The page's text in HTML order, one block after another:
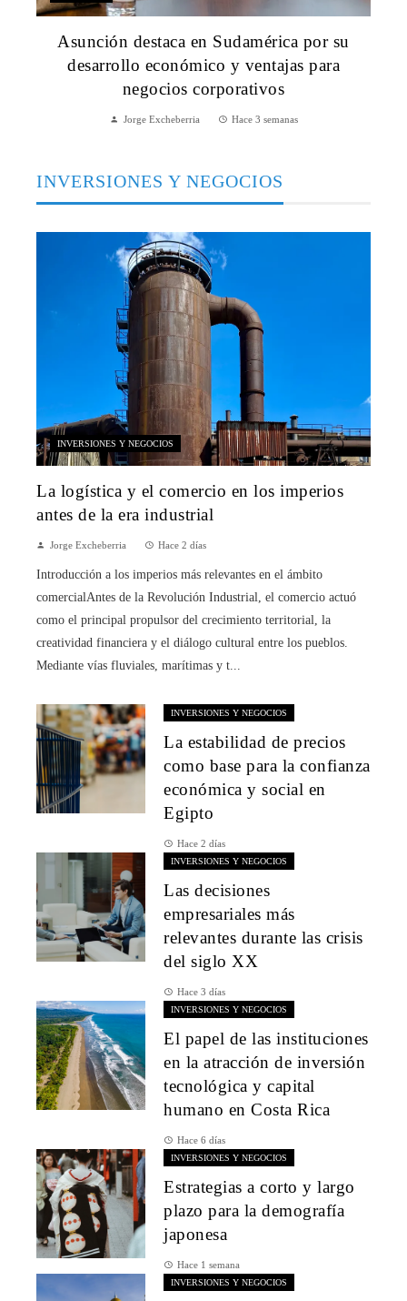
Asunción destaca en Sudamérica por su
desarrollo económico y ventajas para
negocios corporativos
Jorge Excheberria Hace 3 semanas
INVERSIONES Y NEGOCIOS
INVERSIONES Y NEGOCIOS
La logística y el comercio en los imperios
antes de la era industrial
Jorge Excheberria Hace 2 días
Introducción a los imperios más relevantes en el ámbito
comercialAntes de la Revolución Industrial, el comercio actuó
como el principal propulsor del crecimiento territorial, la
creatividad financiera y el diálogo cultural entre los pueblos.
Mediante vías fluviales, marítimas y t...
INVERSIONES Y NEGOCIOS
La estabilidad de precios
como base para la confianza
económica y social en
Egipto
Hace 2 días
INVERSIONES Y NEGOCIOS
Las decisiones
empresariales más
relevantes durante las crisis
del siglo XX
Hace 3 días
INVERSIONES Y NEGOCIOS
El papel de las instituciones
en la atracción de inversión
tecnológica y capital
humano en Costa Rica
Hace 6 días
INVERSIONES Y NEGOCIOS
Estrategias a corto y largo
plazo para la demografía
japonesa
Hace 1 semana
INVERSIONES Y NEGOCIOS